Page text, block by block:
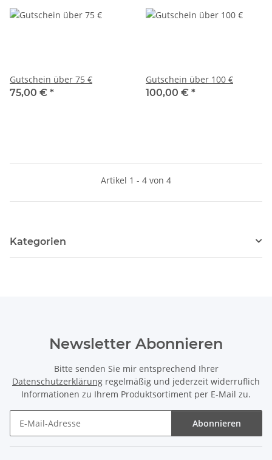
Gutschein über 75 €
75,00 € *
Gutschein über 100 €
100,00 € *
Artikel 1 - 4 von 4
Kategorien
Newsletter Abonnieren
Bitte senden Sie mir entsprechend Ihrer
Datenschutzerklärung regelmäßig und jederzeit widerruflich
Informationen zu Ihrem Produktsortiment per E-Mail zu.
Abonnieren